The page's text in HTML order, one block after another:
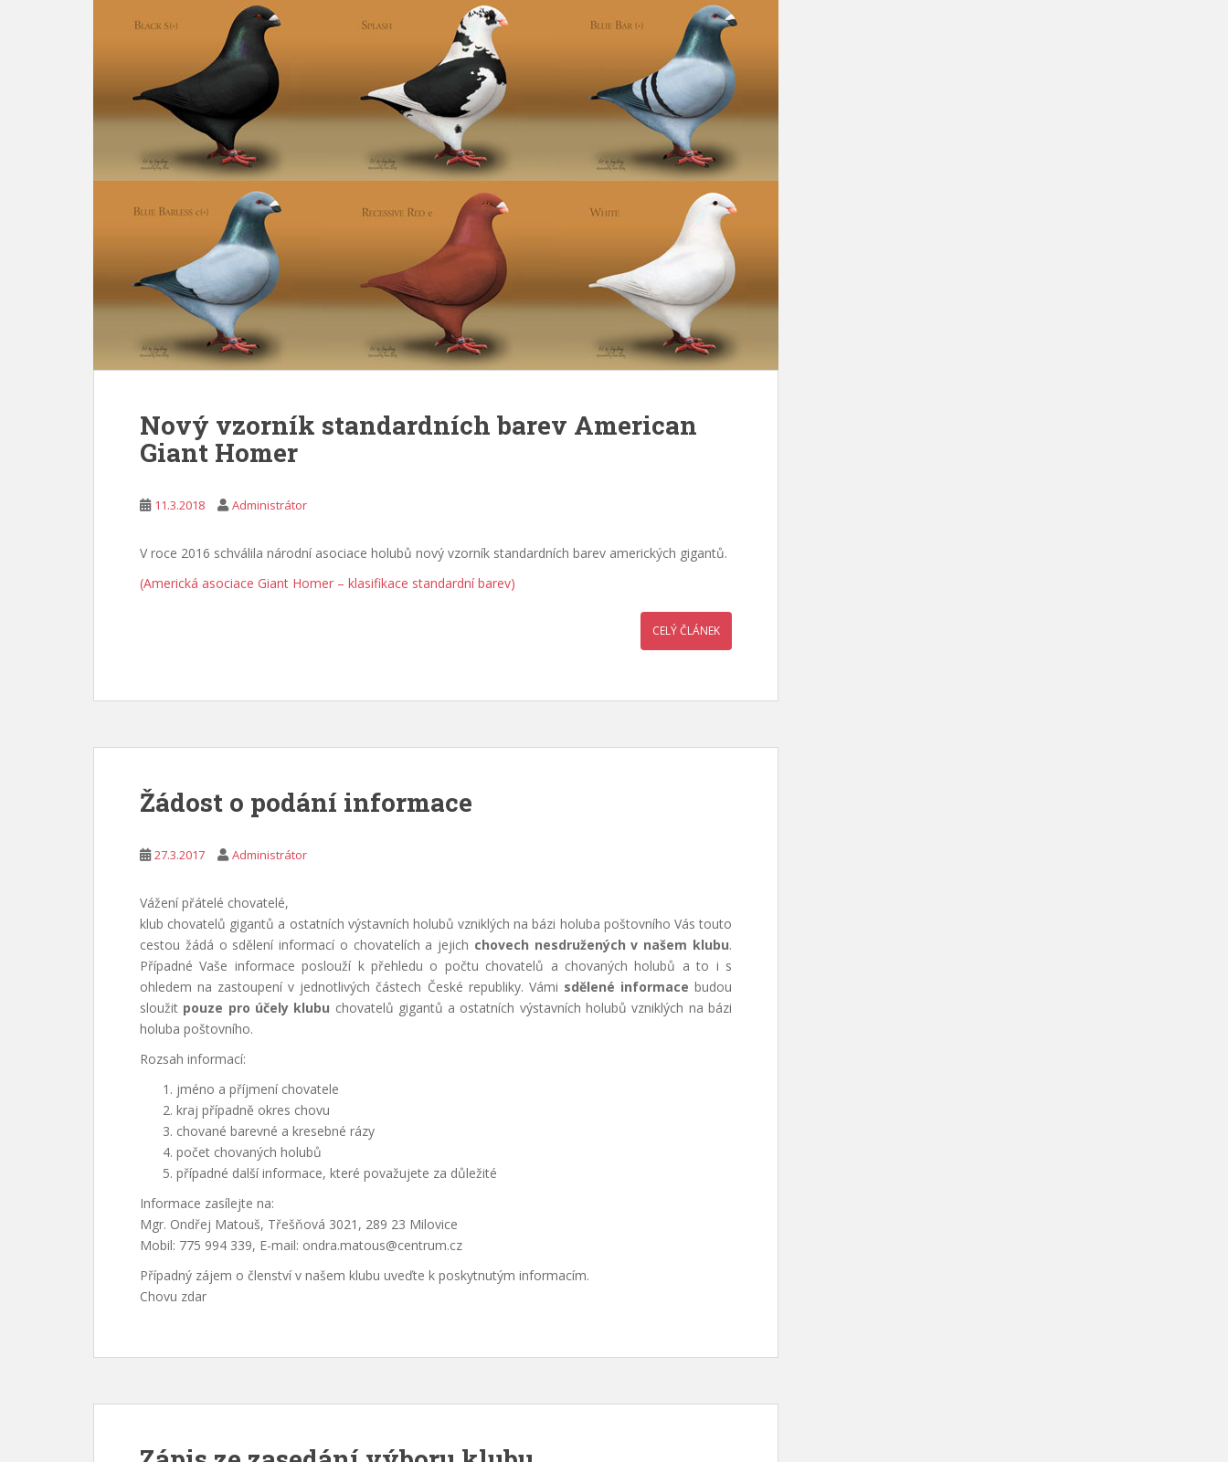
Nový vzorník standardních barev American
Giant Homer
11.3.2018 Administrátor
V roce 2016 schválila národní asociace holubů nový vzorník standardních barev amerických gigantů.
(Americká asociace Giant Homer – klasifikace standardní barev)
CELÝ ČLÁNEK
Žádost o podání informace
27.3.2017 Administrátor
Vážení přátelé chovatelé,
klub chovatelů gigantů a ostatních výstavních holubů vzniklých na bázi holuba poštovního Vás touto
cestou žádá o sdělení informací o chovatelích a jejich chovech nesdružených v našem klubu.
Případné Vaše informace poslouží k přehledu o počtu chovatelů a chovaných holubů a to i s
ohledem na zastoupení v jednotlivých částech České republiky. Vámi sdělené informace budou
sloužit pouze pro účely klubu chovatelů gigantů a ostatních výstavních holubů vzniklých na bázi
holuba poštovního.
Rozsah informací:
jméno a příjmení chovatele
kraj případně okres chovu
chované barevné a kresebné rázy
počet chovaných holubů
případné další informace, které považujete za důležité
Informace zasílejte na:
Mgr. Ondřej Matouš, Třešňová 3021, 289 23 Milovice
Mobil: 775 994 339, E-mail: ondra.matous@centrum.cz
Případný zájem o členství v našem klubu uveďte k poskytnutým informacím.
Chovu zdar